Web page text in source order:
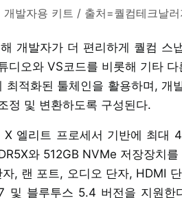
발자용 키트 / 출처=퀄컴테크날러
개발자가 더 편리하게 퀄컴 스
디오와 VS코드를 비롯해 기타 다
적화된 툴체인을 활용하며, 개
정 및 변환하도록 구성된다.
엘리트 프로세서 기반에 최대
와 512GB NVMe 저장장치를
, 랜 포트, 오디오 단자, HDMI
및 블루투스 5.4 버전을 지원한